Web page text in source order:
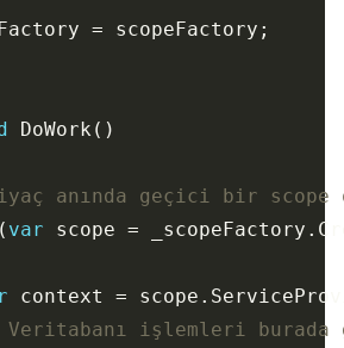
anında geçici bir
var
işlemleri